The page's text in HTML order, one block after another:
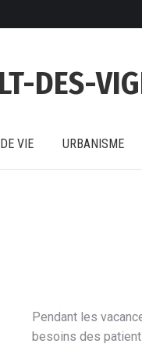
DES-
VIE URBANISME
Pendant les
besoins des
VIE URBANISME